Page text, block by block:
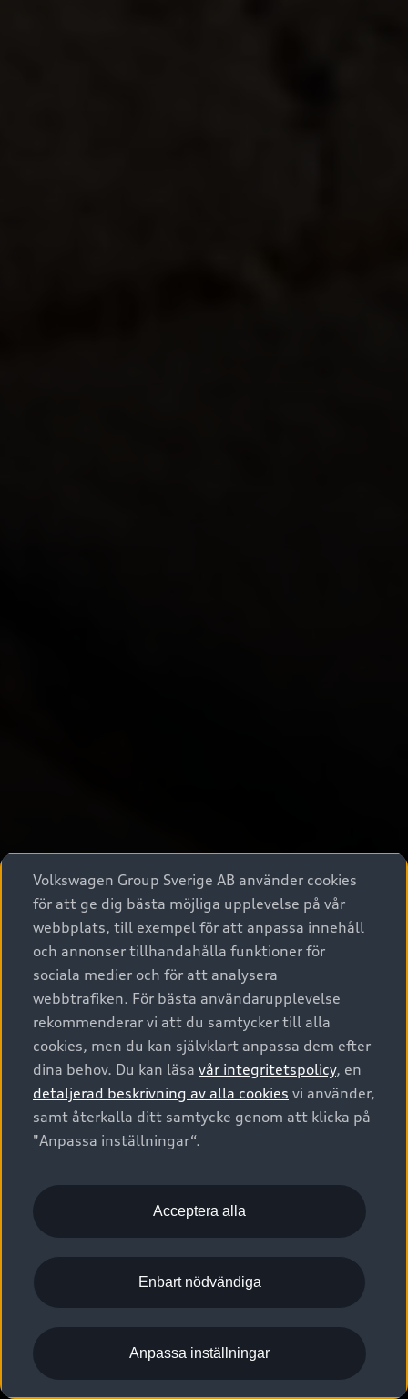
Våra elektrifierade
Volkswagen Group Sverige AB använder cookies
för att ge dig bästa möjliga upplevelse på vår
webbplats, till exempel för att anpassa innehåll
och annonser tillhandahålla funktioner för
sociala medier och för att analysera
webbtrafiken. För bästa användarupplevelse
rekommenderar vi att du samtycker till alla
cookies, men du kan självklart anpassa dem efter
dina behov. Du kan läsa vår integritetspolicy, en
detaljerad beskrivning av alla cookies vi använder,
samt återkalla ditt samtycke genom att klicka på
"Anpassa inställningar“.
Acceptera alla
Enbart nödvändiga
Anpassa inställningar